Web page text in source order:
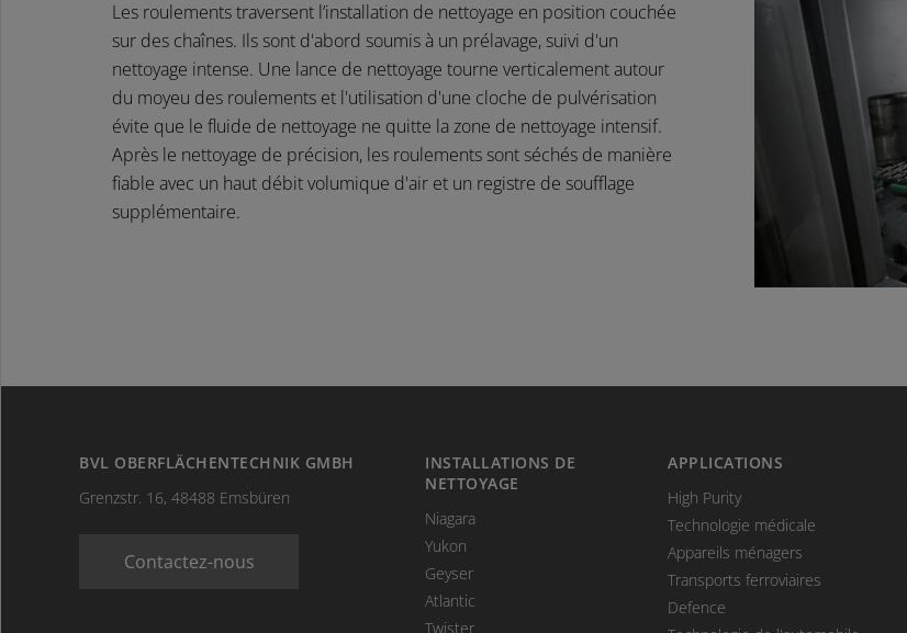
Les roulements traversent l’installation de nettoyage en position couchée
sur des chaînes. Ils sont d'abord soumis à un prélavage, suivi d'un
nettoyage intense. Une lance de nettoyage tourne verticalement autour
du moyeu des roulements et l'utilisation d'une cloche de pulvérisation
évite que le fluide de nettoyage ne quitte la zone de nettoyage intensif.
Après le nettoyage de précision, les roulements sont séchés de manière
fiable avec un haut débit volumique d'air et un registre de soufflage
supplémentaire.
BVL OBERFLÄCHENTECHNIK GMBH
Grenzstr. 16, 48488 Emsbüren
Contactez-nous
INSTALLATIONS DE
NETTOYAGE
Niagara
Yukon
Geyser
Atlantic
Twister
APPLICATIONS
High Purity
Technologie médicale
Appareils ménagers
Transports ferroviaires
Defence